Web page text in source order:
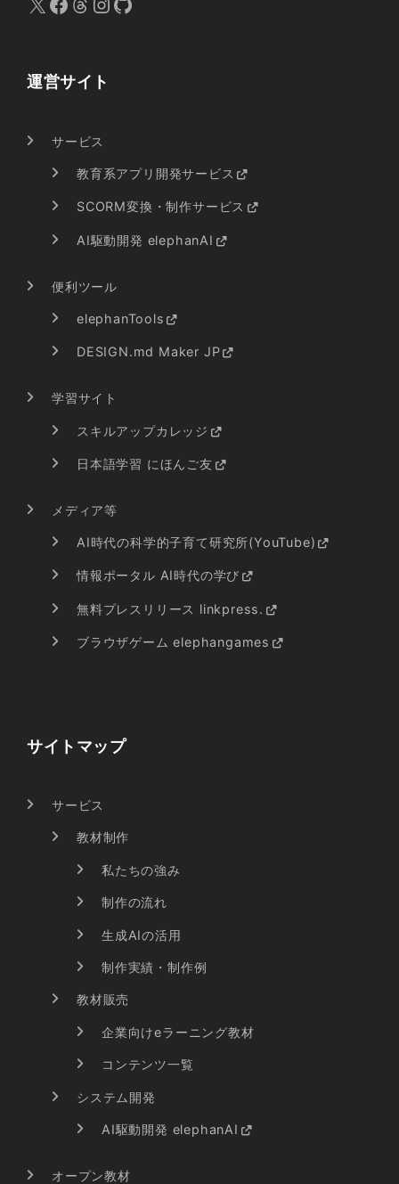
運営サイト
サービス
教育系アプリ開発サービス
SCORM変換・制作サービス
AI駆動開発 elephanAI
便利ツール
elephanTools
DESIGN.md Maker JP
学習サイト
スキルアップカレッジ
日本語学習 にほんご友
メディア等
AI時代の科学的子育て研究所(YouTube)
情報ポータル AI時代の学び
無料プレスリリース linkpress.
ブラウザゲーム elephangames
サイトマップ
サービス
教材制作
私たちの強み
制作の流れ
生成AIの活用
制作実績・制作例
教材販売
企業向けeラーニング教材
コンテンツ一覧
システム開発
AI駆動開発 elephanAI
オープン教材